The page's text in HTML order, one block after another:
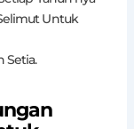
Untuk
Setia.